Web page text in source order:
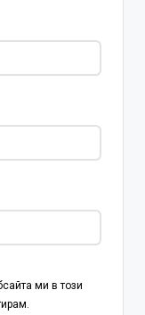
ми в този